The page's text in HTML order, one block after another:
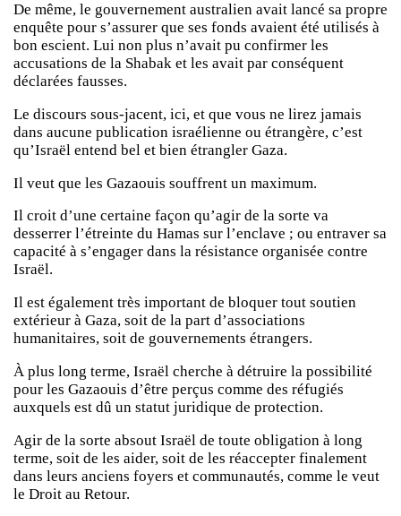
De même, le gouvernement australien avait lancé sa propre
enquête pour s’assurer que ses fonds avaient été utilisés à
bon escient. Lui non plus n’avait pu confirmer les
accusations de la Shabak et les avait par conséquent
déclarées fausses.
Le discours sous-jacent, ici, et que vous ne lirez jamais
dans aucune publication israélienne ou étrangère, c’est
qu’Israël entend bel et bien étrangler Gaza.
Il veut que les Gazaouis souffrent un maximum.
Il croit d’une certaine façon qu’agir de la sorte va
desserrer l’étreinte du Hamas sur l’enclave ; ou entraver sa
capacité à s’engager dans la résistance organisée contre
Israël.
Il est également très important de bloquer tout soutien
extérieur à Gaza, soit de la part d’associations
humanitaires, soit de gouvernements étrangers.
À plus long terme, Israël cherche à détruire la possibilité
pour les Gazaouis d’être perçus comme des réfugiés
auxquels est dû un statut juridique de protection.
Agir de la sorte absout Israël de toute obligation à long
terme, soit de les aider, soit de les réaccepter finalement
dans leurs anciens foyers et communautés, comme le veut
le Droit au Retour.